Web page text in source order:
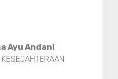
Ayu Andani